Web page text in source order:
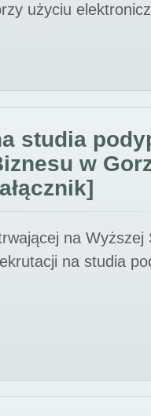
użyciu
studia
w
na Wyższej
na studia